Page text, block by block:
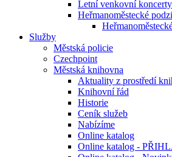
Letní venkovní koncerty
Heřmanoměstecké
Služby
Městská policie
Czechpoint
Městská knihovna
Aktuality z prostředí
Knihovní řád
Historie
Ceník služeb
Nabízíme
Online katalog
Online katalog -